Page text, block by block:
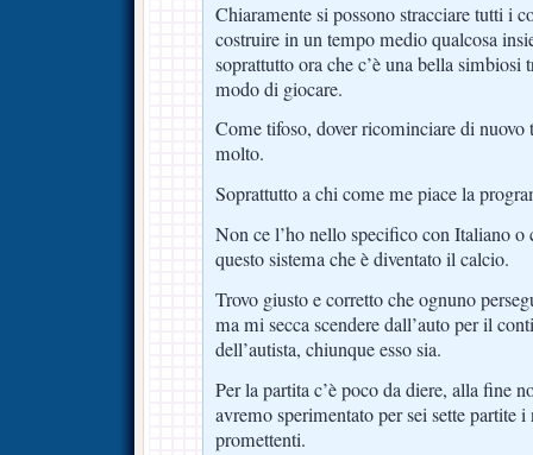
Chiaramente si possono stracciare tutti i
costruire in un tempo medio qualcosa
soprattutto ora che c’è una bella simbiosi
modo di giocare.
Come tifoso, dover ricominciare di nuovo
molto.
Soprattutto a chi come me piace la
Non ce l’ho nello specifico con Italiano o
questo sistema che è diventato il calcio.
Trovo giusto e corretto che ognuno
ma mi secca scendere dall’auto per il
dell’autista, chiunque esso sia.
Per la partita c’è poco da diere, alla fine
avremo sperimentato per sei sette partite
promettenti.